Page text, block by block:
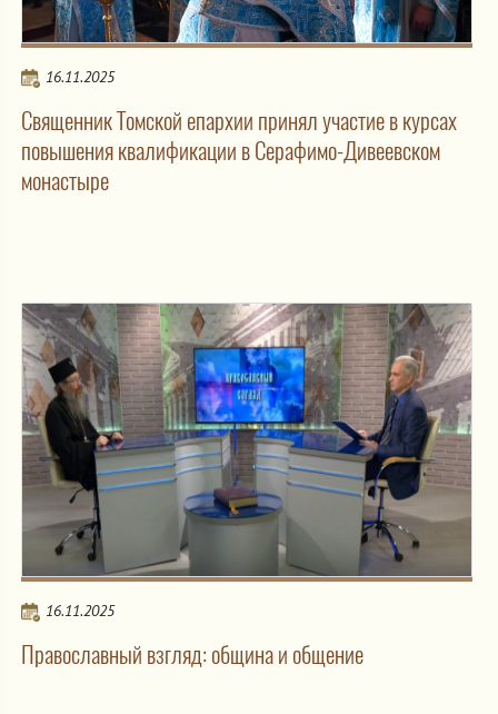
16.11.2025
Священник Томской епархии принял участие в курсах
повышения квалификации в Серафимо-Дивеевском
монастыре
16.11.2025
Православный взгляд: община и общение